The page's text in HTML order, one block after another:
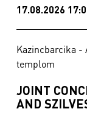
17.08.2026
Kazincbarcika -
templom
JOINT
AND